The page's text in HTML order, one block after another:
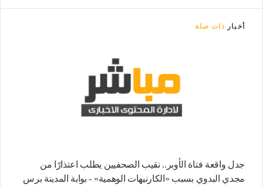
أخبار ذات صلة
جدل واقعة فتاة الأوبر.. نقيب الصحفيين يطلب اعتذارًا من
مجدي البدوي بسبب «الكارنيهات الوهمية» - بوابة المدينة برس